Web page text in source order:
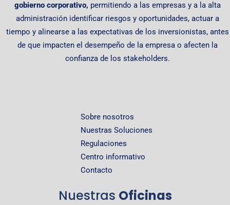
gobierno corporativo, permitiendo a las empresas y a la alta
administración identificar riesgos y oportunidades, actuar a
tiempo y alinearse a las expectativas de los inversionistas, antes
de que impacten el desempeño de la empresa o afecten la
confianza de los stakeholders.
Sobre nosotros
Nuestras Soluciones
Regulaciones
Centro informativo
Contacto
Nuestras Oficinas